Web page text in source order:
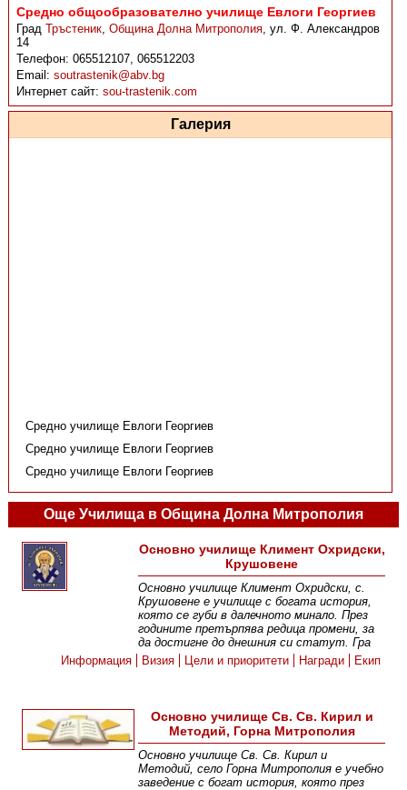
Средно общообразователно училище Евлоги Георгиев
ГрадТръстеник,Община Долна Митрополия,ул. Ф. Александров
14
Телефон:065512107, 065512203
Email:soutrastenik@abv.bg
Интернет сайт:sou-trastenik.com
Галерия
Средно училище Евлоги Георгиев
Средно училище Евлоги Георгиев
Средно училище Евлоги Георгиев
Още Училища в Община Долна Митрополия
Основно училище Климент Охридски,
Крушовене
Основно училище Климент Охридски, с.
Крушовене е училище с богата история,
която се губи в далечното минало. През
годините претърпява редица промени, за
да достигне до днешния си статут. Гра
Информация
Визия Цели и приоритети Награди Екип
Основно училище Св. Св. Кирил и
Методий, Горна Митрополия
Основно училище Св. Св. Кирил и
Методий, село Горна Митрополия е учебно
заведение с богат история, която през